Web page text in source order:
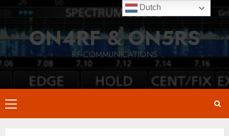
content ON4RF & ON5RS
RF-COMMUNICATIONS
Primary
Menu
Dutch